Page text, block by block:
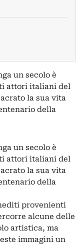
un secolo è
attori italiani del
la sua vita
della
un secolo è
attori italiani del
la sua vita
della
provenienti
alcune delle
artistica, ma
immagini un